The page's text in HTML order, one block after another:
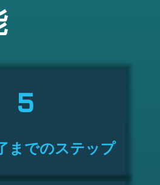
までのステップ
5